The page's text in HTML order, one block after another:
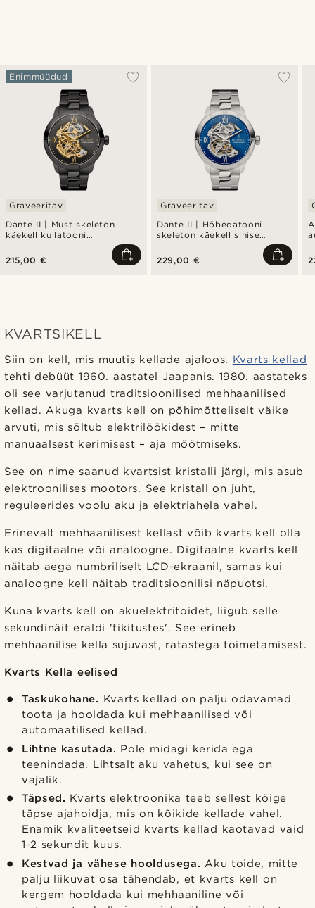
Dante II | Must skeleton
käekell kullatooni
Enimmüüdud
Graveeritav
215,00 €
Dante II | Hõbedatooni
skeleton käekell sinise
Graveeritav
229,00 €
KVARTSIKELL
Siin on kell, mis muutis kellade ajaloos. Kvarts kellad
tehti debüüt 1960. aastatel Jaapanis. 1980. aastateks
oli see varjutanud traditsioonilised mehhaanilised
kellad. Akuga kvarts kell on põhimõtteliselt väike
arvuti, mis sõltub elektrilöökidest – mitte
manuaalsest kerimisest – aja mõõtmiseks.
See on nime saanud kvartsist kristalli järgi, mis asub
elektroonilises mootors. See kristall on juht,
reguleerides voolu aku ja elektriahela vahel.
Erinevalt mehhaanilisest kellast võib kvarts kell olla
kas digitaalne või analoogne. Digitaalne kvarts kell
näitab aega numbriliselt LCD-ekraanil, samas kui
analoogne kell näitab traditsioonilisi näpuotsi.
Kuna kvarts kell on akuelektritoidet, liigub selle
sekundinäit eraldi 'tikitustes'. See erineb
mehhaanilise kella sujuvast, ratastega toimetamisest.
Kvarts Kella eelised
Taskukohane. Kvarts kellad on palju odavamad
toota ja hooldada kui mehhaanilised või
automaatilised kellad.
Lihtne kasutada. Pole midagi kerida ega
teenindada. Lihtsalt aku vahetus, kui see on
vajalik.
Täpsed. Kvarts elektroonika teeb sellest kõige
täpse ajahoidja, mis on kõikide kellade vahel.
Enamik kvaliteetseid kvarts kellad kaotavad vaid
1-2 sekundit kuus.
Kestvad ja vähese hooldusega. Aku toide, mitte
palju liikuvat osa tähendab, et kvarts kell on
kergem hooldada kui mehhaaniline või